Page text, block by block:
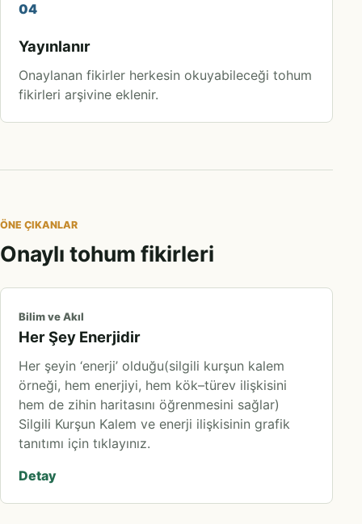
04
Yayınlanır
Onaylanan fikirler herkesin okuyabileceği tohum
fikirleri arşivine eklenir.
ÖNE ÇIKANLAR
Onaylı tohum fikirleri
Bilim ve Akıl
Her Şey Enerjidir
Her şeyin ‘enerji’ olduğu(silgili kurşun kalem
örneği, hem enerjiyi, hem kök–türev ilişkisini
hem de zihin haritasını öğrenmesini sağlar)
Silgili Kurşun Kalem ve enerji ilişkisinin grafik
tanıtımı için tıklayınız.
Detay